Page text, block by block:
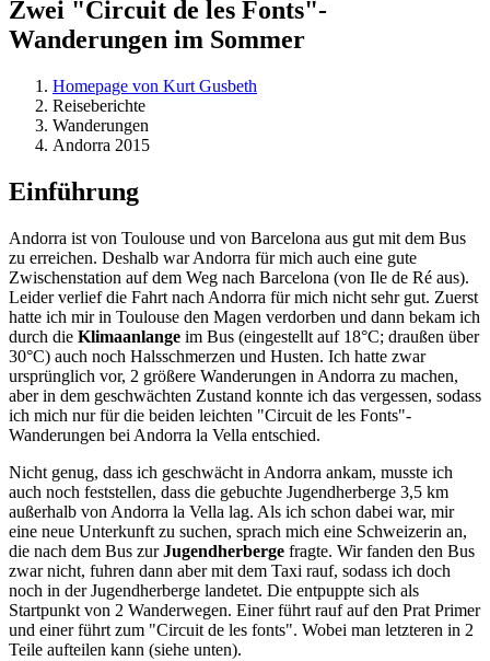
Zwei "Circuit de les Fonts"-
Wanderungen im Sommer
Homepage von Kurt Gusbeth
Reiseberichte
Wanderungen
Andorra 2015
Einführung
Andorra ist von Toulouse und von Barcelona aus gut mit dem Bus
zu erreichen. Deshalb war Andorra für mich auch eine gute
Zwischenstation auf dem Weg nach Barcelona (von Ile de Ré aus).
Leider verlief die Fahrt nach Andorra für mich nicht sehr gut. Zuerst
hatte ich mir in Toulouse den Magen verdorben und dann bekam ich
durch die Klimaanlange im Bus (eingestellt auf 18°C; draußen über
30°C) auch noch Halsschmerzen und Husten. Ich hatte zwar
ursprünglich vor, 2 größere Wanderungen in Andorra zu machen,
aber in dem geschwächten Zustand konnte ich das vergessen, sodass
ich mich nur für die beiden leichten "Circuit de les Fonts"-
Wanderungen bei Andorra la Vella entschied.
Nicht genug, dass ich geschwächt in Andorra ankam, musste ich
auch noch feststellen, dass die gebuchte Jugendherberge 3,5 km
außerhalb von Andorra la Vella lag. Als ich schon dabei war, mir
eine neue Unterkunft zu suchen, sprach mich eine Schweizerin an,
die nach dem Bus zurJugendherberge fragte. Wir fanden den Bus
zwar nicht, fuhren dann aber mit dem Taxi rauf, sodass ich doch
noch in der Jugendherberge landetet. Die entpuppte sich als
Startpunkt von 2 Wanderwegen. Einer führt rauf auf den Prat Primer
und einer führt zum "Circuit de les fonts". Wobei man letzteren in 2
Teile aufteilen kann (siehe unten).